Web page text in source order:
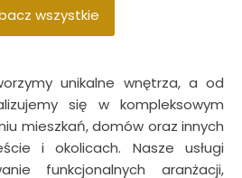
wszystkie
unikalne wnętrza, a od
się w kompleksowym
mieszkań, domów oraz innych
i okolicach. Nasze usługi
funkcjonalnych aranżacji,